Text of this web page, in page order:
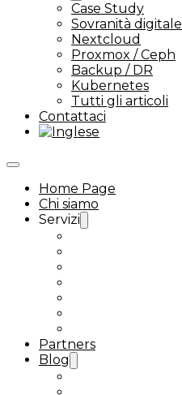
Case Study
Sovranità digitale
Nextcloud
Proxmox / Ceph
Backup / DR
Kubernetes
Tutti gli articoli
Contattaci
Home Page
Chi siamo
Servizi
Partners
Blog